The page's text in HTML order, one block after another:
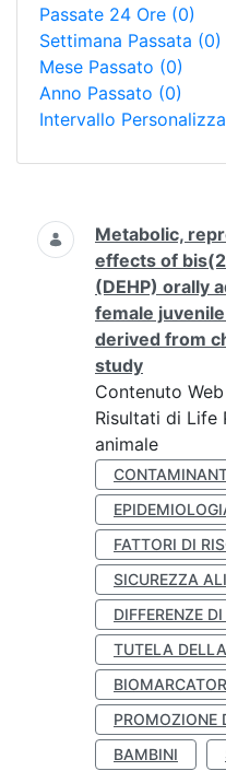
Passate 24 Ore (0)
Settimana Passata (0)
Mese Passato (0)
Anno Passato (0)
Intervallo
Ricerca
Metabolic,
effects of
(DEHP) orally
female
derived from
study
Contenuto Web
Risultati di Life
animale
FATTORI DI
SICUREZZA
DIFFERENZE DI
TUTELA
PROMOZIONE
BAMBINI